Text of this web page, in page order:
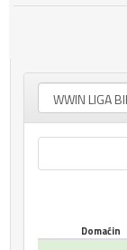
Domaćin